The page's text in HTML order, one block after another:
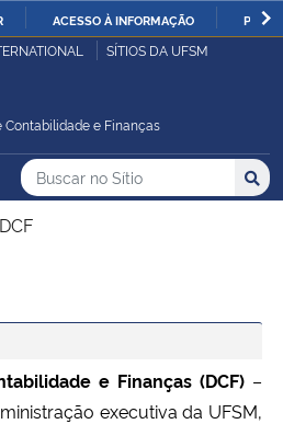
IR
ACESSO À INFORMAÇÃO
e Abastecimento
SÍTIOS DA UFSM
e Finanças
do Sítio
Busca
Buscar no no Sítio
Busca:
DCF
e Finanças (DCF) –
executiva da UFSM,